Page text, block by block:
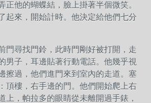
正他的蝴蝶結，臉上掛著半個微笑。
起來，開始計時。他決定給他們七分
門尋找門鈴，此時門剛好被打開，走
男子，耳邊貼著行動電話。他幾乎視
擦過，他們進門來到室內的走道。塞
頂樓，右手邊的門。他們開始爬上右
上，帕拉多的眼睛從未離開過手錶，